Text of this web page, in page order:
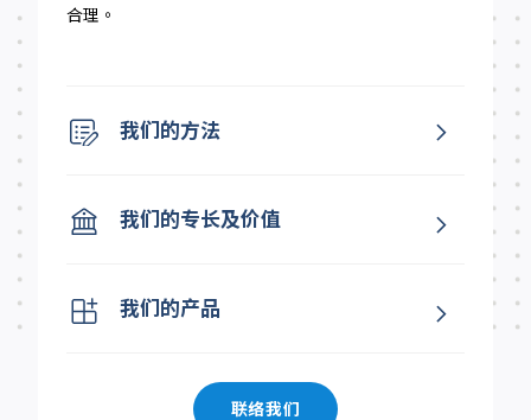
合理。
我们的方法
我们的专长及价值
我们的产品
联络我们